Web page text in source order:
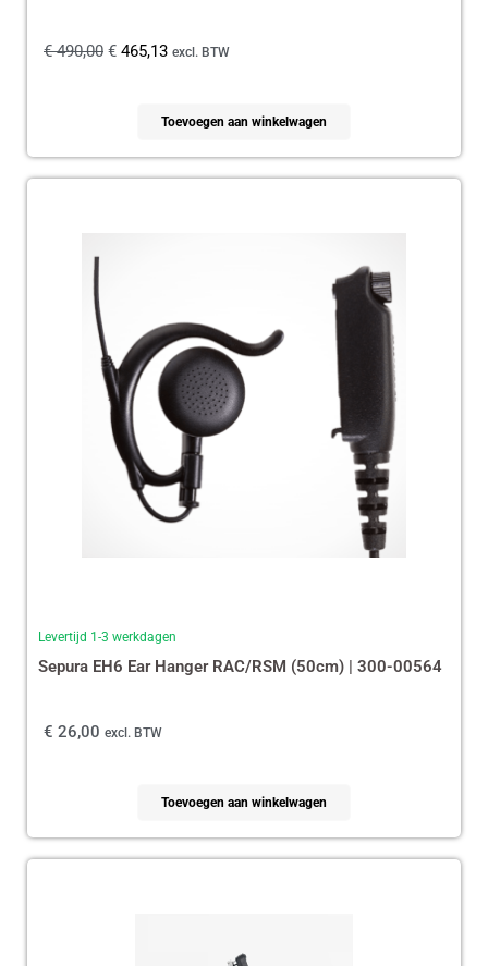
€490,00 € 465,13 excl. BTW
Toevoegen aan winkelwagen
Levertijd 1-3 werkdagen
Sepura EH6 Ear Hanger RAC/RSM (50cm) | 300-00564
€ 26,00 excl. BTW
Toevoegen aan winkelwagen